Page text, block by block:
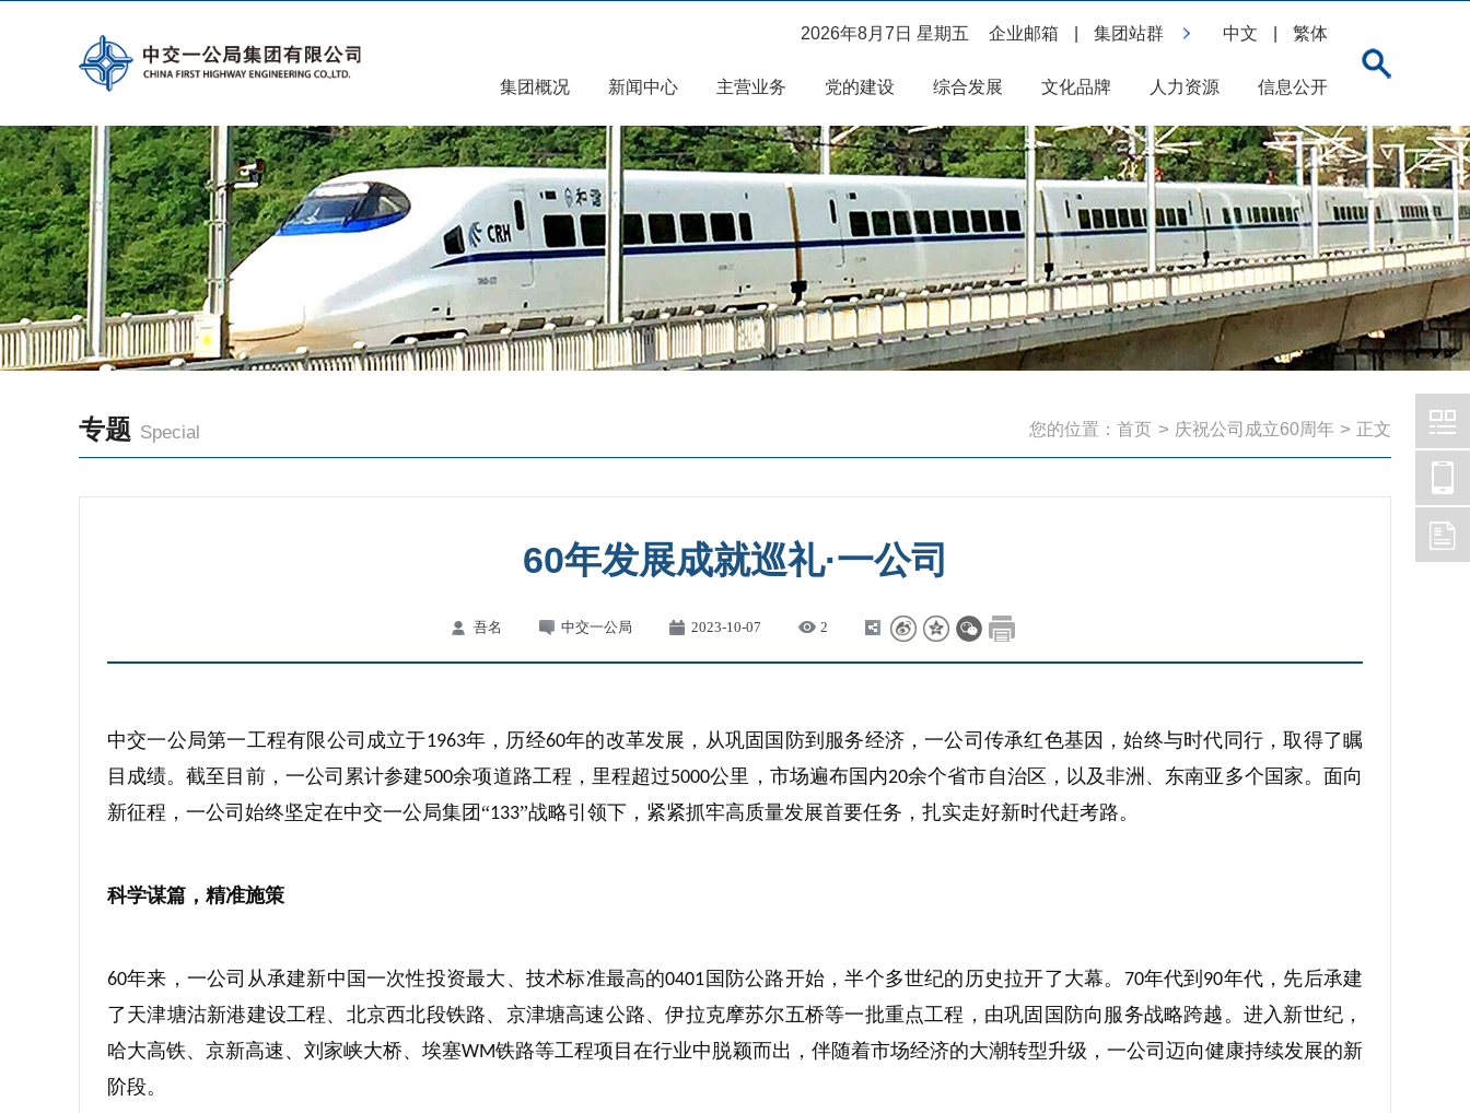
2026年8月7日 星期五 企业邮箱 集团站群 中文 繁体
集团概况 新闻中心 主营业务 党的建设 综合发展 文化品牌 人力资源 信息公开
专题 Special 您的位置： 首页 > 庆祝公司成立60周年 > 正文
60年发展成就巡礼·一公司
吾名 中交一公局 2023-10-07 2
中交一公局第一工程有限公司成立于1963年，历经60年的改革发展，从巩固国防到服务经济，一公司传承红色基因，始终与时代同行，取得了瞩
目成绩。截至目前，一公司累计参建500余项道路工程，里程超过5000公里，市场遍布国内20余个省市自治区，以及非洲、东南亚多个国家。面向
新征程，一公司始终坚定在中交一公局集团“133”战略引领下，紧紧抓牢高质量发展首要任务，扎实走好新时代赶考路。
科学谋篇，精准施策
60年来，一公司从承建新中国一次性投资最大、技术标准最高的0401 国防公路开始，半个多世纪的历史拉开了大幕。 70年代到 90年代，先后承建
了天津塘沽新港建设工程、北京西北段铁路、京津塘高速公路、伊拉克摩苏尔五桥等一批重点工程，由巩固国防向服务战略跨越。进入新世纪，
哈大高铁、京新高速、刘家峡大桥、埃塞WM铁路等工程项目在行业中脱颖而出，伴随着市场经济的大潮转型升级，一公司迈向健康持续发展的新
阶段。